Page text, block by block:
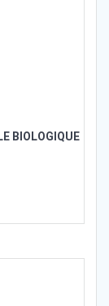
BIOLOGIQUE